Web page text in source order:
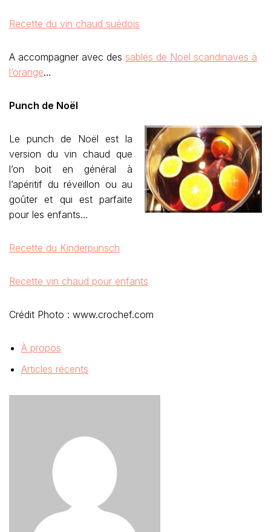
Recette du vin chaud suédois
A accompagner avec des sablés de Noël scandinaves à
l’orange…
Punch de Noël
Le punch de Noël est la
version du vin chaud que
l’on boit en général à
l’apéritif du réveillon ou au
goûter et qui est parfaite
pour les enfants…
Recette du Kinderpunsch
Recette vin chaud pour enfants
Crédit Photo : www.crochef.com
À propos
Articles récents